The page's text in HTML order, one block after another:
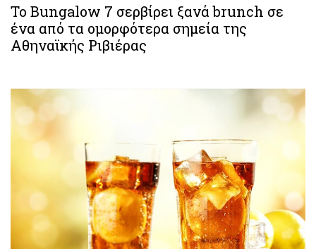
To Bungalow 7 σερβίρει ξανά brunch σε
ένα από τα ομορφότερα σημεία της
Αθηναϊκής Ριβιέρας